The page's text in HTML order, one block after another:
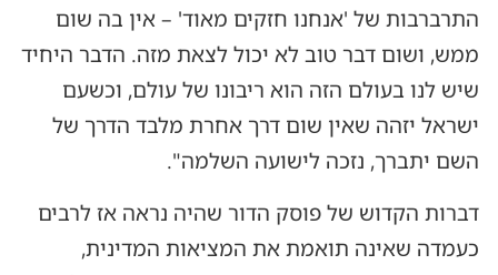
התרברבות של 'אנחנו חזקים מאוד' – אין בה שום
ממש, ושום דבר טוב לא יכול לצאת מזה. הדבר היחיד
שיש לנו בעולם הזה הוא ריבונו של עולם, וכשעם
ישראל יזהה שאין שום דרך אחרת מלבד הדרך של
השם יתברך, נזכה לישועה השלמה".
דברות הקדוש של פוסק הדור שהיה נראה אז לרבים
כעמדה שאינה תואמת את המציאות המדינית,